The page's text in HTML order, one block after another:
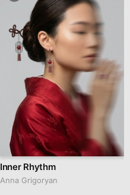
Inner Rhythm
Anna Grigoryan